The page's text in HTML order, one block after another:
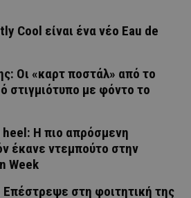
Cool είναι ένα νέο Eau de
Οι «καρτ ποστάλ» από το
στιγμιότυπο με φόντο το
Η πιο απρόσμενη
έκανε ντεμπούτο στην
Week
στη φοιτητική της